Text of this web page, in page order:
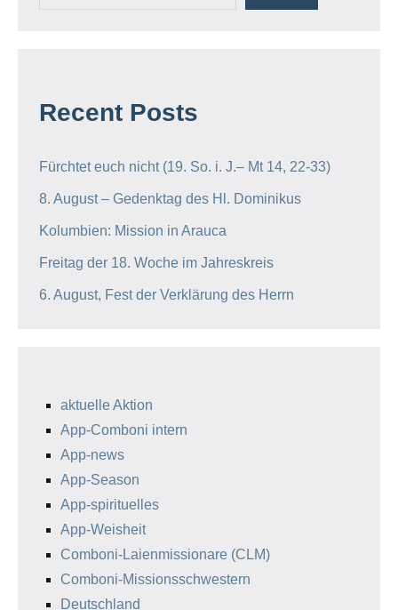
Recent Posts
Fürchtet euch nicht (19. So. i. J.– Mt 14, 22-33)
8. August – Gedenktag des Hl. Dominikus
Kolumbien: Mission in Arauca
Freitag der 18. Woche im Jahreskreis
6. August, Fest der Verklärung des Herrn
aktuelle Aktion
App-Comboni intern
App-news
App-Season
App-spirituelles
App-Weisheit
Comboni-Laienmissionare (CLM)
Comboni-Missionsschwestern
Deutschland